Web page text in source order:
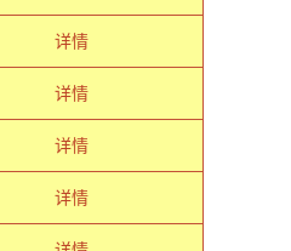
详情
详情
详情
详情